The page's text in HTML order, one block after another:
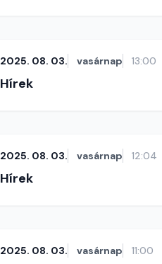
2025. 08. 03. vasárnap 13:00
Hírek
2025. 08. 03. vasárnap 12:04
Hírek
2025. 08. 03. vasárnap 11:00